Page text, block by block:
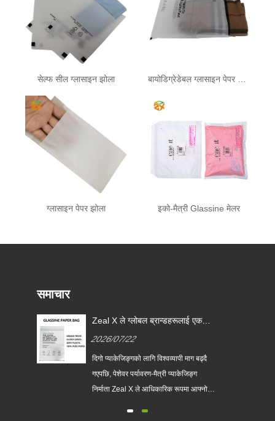
सेल्फ सील ग्लासाइन झोला
ग्लासाइन पेपर झोला इको-मैत्री Glassine मेलर
समाचार
Zeal X ले ग्लोबल ब्रान्डहरूलाई एकल-
गर्न मद्दत गर्न कस्टम ग्लासाइन पेपर
ब्यागहरू लन्च गर्‍यो
2026/07/22
दिगो प्याकेजिङ्गको लागि विश्वव्यापी माग बढ्दै
गएपछि, पेशेवर पर्यावरण-मैत्री प्याकेजिङ्ग
निर्माता Zeal X ले आधिकारिक रूपमा आफ्नो